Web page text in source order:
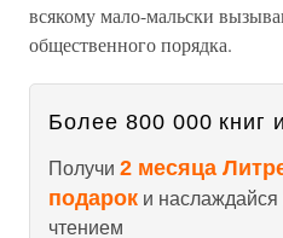
всякому мало-мальски
общественного порядка.
Более 800 000 книг
Получи 2 месяца
подарок и
чтением